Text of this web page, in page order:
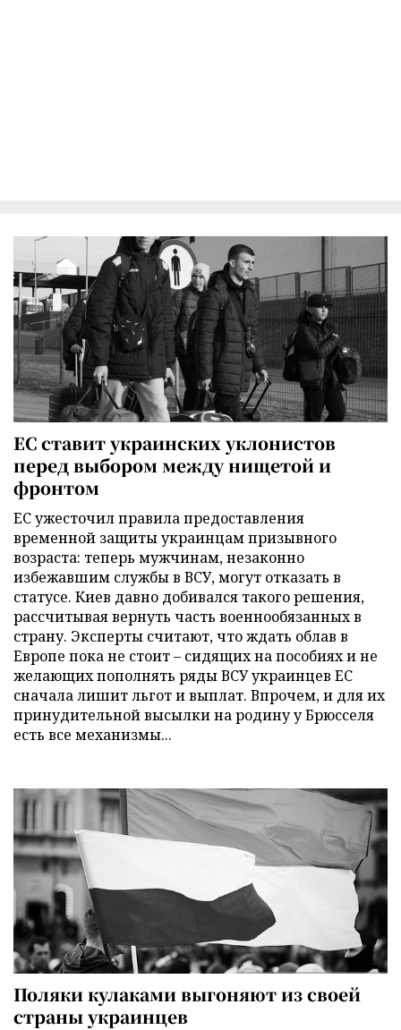
ЕС ставит украинских уклонистов
перед выбором между нищетой и
фронтом
ЕС ужесточил правила предоставления
временной защиты украинцам призывного
возраста: теперь мужчинам, незаконно
избежавшим службы в ВСУ, могут отказать в
статусе. Киев давно добивался такого решения,
рассчитывая вернуть часть военнообязанных в
страну. Эксперты считают, что ждать облав в
Европе пока не стоит – сидящих на пособиях и не
желающих пополнять ряды ВСУ украинцев ЕС
сначала лишит льгот и выплат. Впрочем, и для их
принудительной высылки на родину у Брюсселя
есть все механизмы...
Поляки кулаками выгоняют из своей
страны украинцев